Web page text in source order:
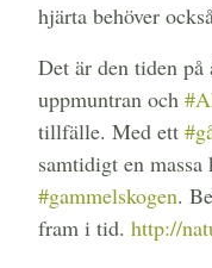
hjärta behöver
Det är den tiden på
uppmuntran och #
tillfälle. Med ett #
samtidigt en
#gammelskogen.
fram i tid. http://